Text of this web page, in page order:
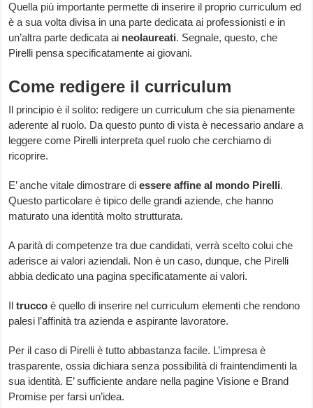
Quella più importante permette di inserire il proprio curriculum ed
è a sua volta divisa in una parte dedicata ai professionisti e in
un’altra parte dedicata ai neolaureati. Segnale, questo, che
Pirelli pensa specificatamente ai giovani.
Come redigere il curriculum
Il principio è il solito: redigere un curriculum che sia pienamente
aderente al ruolo. Da questo punto di vista è necessario andare a
leggere come Pirelli interpreta quel ruolo che cerchiamo di
ricoprire.
E’ anche vitale dimostrare di essere affine al mondo Pirelli.
Questo particolare è tipico delle grandi aziende, che hanno
maturato una identità molto strutturata.
A parità di competenze tra due candidati, verrà scelto colui che
aderisce ai valori aziendali. Non è un caso, dunque, che Pirelli
abbia dedicato una pagina specificatamente ai valori.
Iltrucco è quello di inserire nel curriculum elementi che rendono
palesi l’affinità tra azienda e aspirante lavoratore.
Per il caso di Pirelli è tutto abbastanza facile. L’impresa è
trasparente, ossia dichiara senza possibilità di fraintendimenti la
sua identità. E’ sufficiente andare nella pagine Visione e Brand
Promise per farsi un’idea.